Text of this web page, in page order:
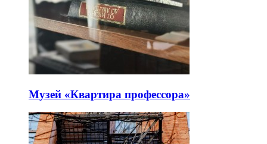
Музей «Квартира профессора»